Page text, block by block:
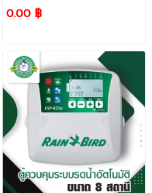
0.00 ฿